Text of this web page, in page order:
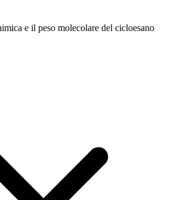
e il peso molecolare del cicloesano